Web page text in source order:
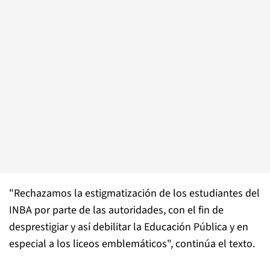
"Rechazamos la estigmatización de los estudiantes del
INBA por parte de las autoridades, con el fin de
desprestigiar y así debilitar la Educación Pública y en
especial a los liceos emblemáticos", continúa el texto.